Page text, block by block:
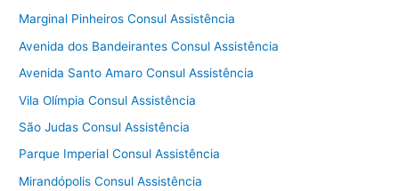
Marginal Pinheiros Consul Assistência
Avenida dos Bandeirantes Consul Assistência
Avenida Santo Amaro Consul Assistência
Vila Olímpia Consul Assistência
São Judas Consul Assistência
Parque Imperial Consul Assistência
Mirandópolis Consul Assistência